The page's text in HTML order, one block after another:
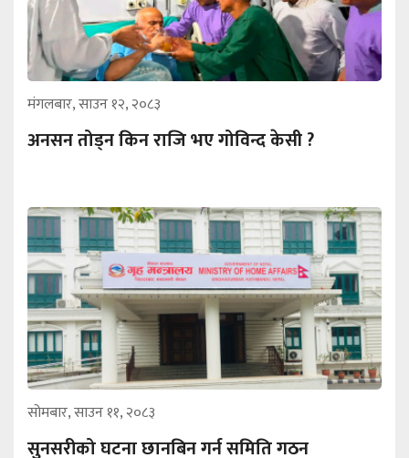
मंगलबार, साउन १२, २०८३
अनसन तोड्न किन राजि भए गोविन्द केसी ?
सोमबार, साउन ११, २०८३
सुनसरीको घटना छानबिन गर्न समिति गठन